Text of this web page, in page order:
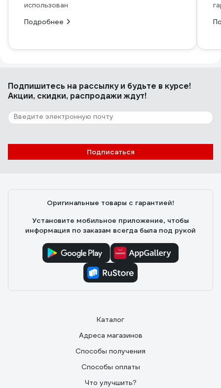
использован
Подробнее
Подпишитесь на рассылкуи будьте в курсе!
Акции, скидки, распродажи ждут!
Подписаться
Оригинальные товары с гарантией!
Установите мобильное приложение, чтобы
информация по заказам всегда была под рукой
Каталог
Адреса магазинов
Способы получения
Способы оплаты
Что улучшить?